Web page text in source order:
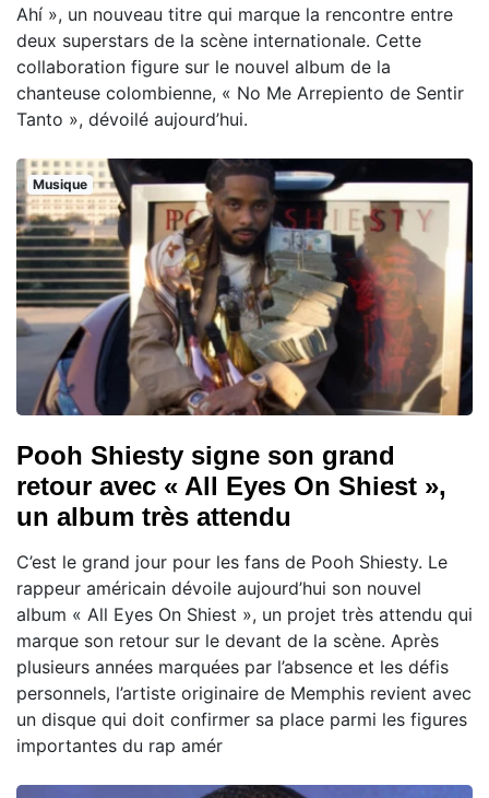
Ahí », un nouveau titre qui marque la rencontre entre
deux superstars de la scène internationale. Cette
collaboration figure sur le nouvel album de la
chanteuse colombienne, « No Me Arrepiento de Sentir
Tanto », dévoilé aujourd’hui.
Musique
Pooh Shiesty signe son grand
retour avec « All Eyes On Shiest »,
un album très attendu
C’est le grand jour pour les fans de Pooh Shiesty. Le
rappeur américain dévoile aujourd’hui son nouvel
album « All Eyes On Shiest », un projet très attendu qui
marque son retour sur le devant de la scène. Après
plusieurs années marquées par l’absence et les défis
personnels, l’artiste originaire de Memphis revient avec
un disque qui doit confirmer sa place parmi les figures
importantes du rap amér